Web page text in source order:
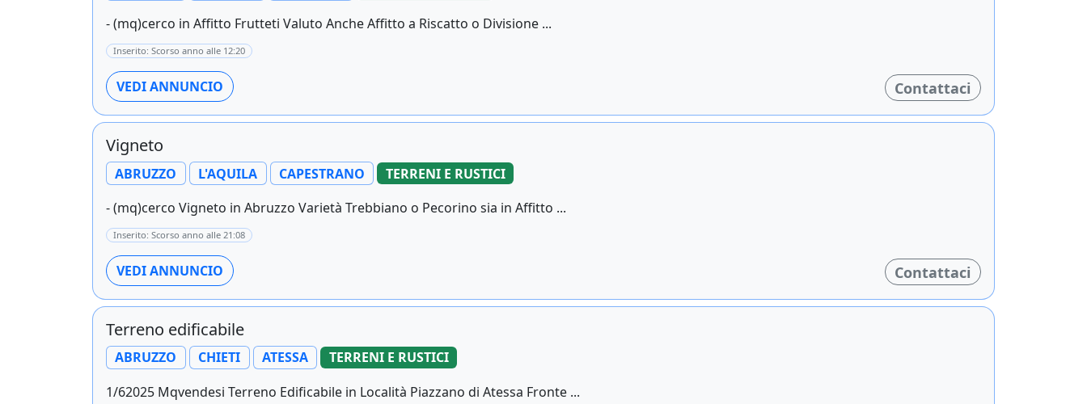
- (mq)cerco in Affitto Frutteti Valuto Anche Affitto a Riscatto o Divisione ...
Inserito: Scorso anno alle 12:20
VEDI ANNUNCIO Contattaci
Vigneto
ABRUZZO L'AQUILA CAPESTRANO
TERRENI E RUSTICI
- (mq)cerco Vigneto in Abruzzo Varietà Trebbiano o Pecorino sia in Affitto ...
Inserito: Scorso anno alle 21:08
VEDI ANNUNCIO Contattaci
Terreno edificabile
ABRUZZO CHIETI ATESSA
TERRENI E RUSTICI
1/62025 Mqvendesi Terreno Edificabile in Località Piazzano di Atessa Fronte ...